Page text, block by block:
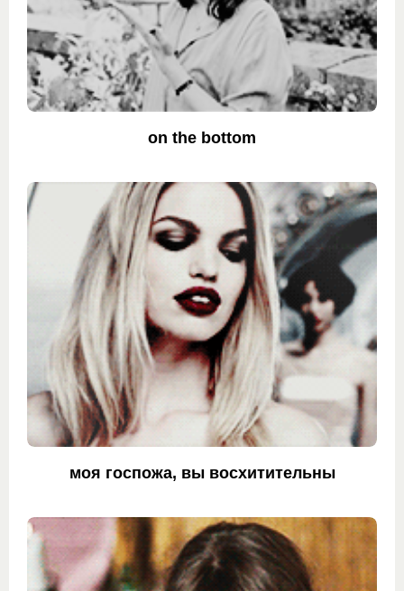
on the bottom
моя госпожа, вы восхитительны